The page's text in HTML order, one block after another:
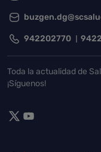
942202770
Toda la actualidad de
¡Síguenos!